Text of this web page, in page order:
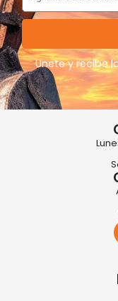
Unete y recibe